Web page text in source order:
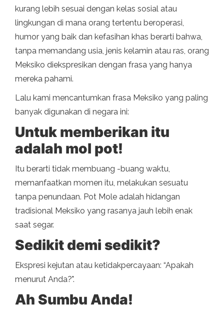
kurang lebih sesuai dengan kelas sosial atau
lingkungan di mana orang tertentu beroperasi,
humor yang baik dan kefasihan khas berarti bahwa,
tanpa memandang usia, jenis kelamin atau ras, orang
Meksiko diekspresikan dengan frasa yang hanya
mereka pahami.
Lalu kami mencantumkan frasa Meksiko yang paling
banyak digunakan di negara ini:
Untuk memberikan itu
adalah mol pot!
Itu berarti tidak membuang -buang waktu,
memanfaatkan momen itu, melakukan sesuatu
tanpa penundaan. Pot Mole adalah hidangan
tradisional Meksiko yang rasanya jauh lebih enak
saat segar.
Sedikit demi sedikit?
Ekspresi kejutan atau ketidakpercayaan: “Apakah
menurut Anda?".
Ah Sumbu Anda!